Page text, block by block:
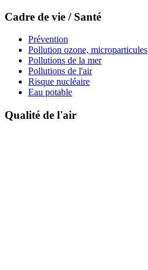
Cadre de vie / Santé
Prévention
Pollution ozone, microparticules
Pollutions de la mer
Pollutions de l'air
Risque nucléaire
Eau potable
Qualité de l'air